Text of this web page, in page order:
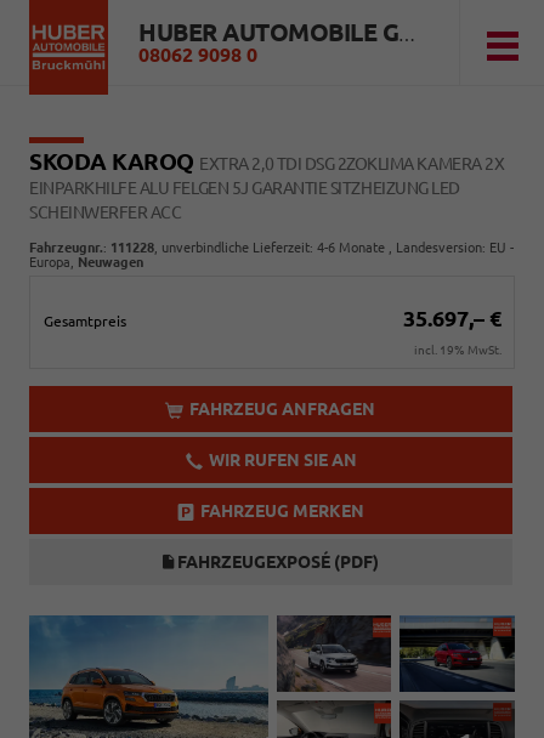
HUBER AUTOMOBILE GMBH
08062 9098 0
SKODA KAROQ EXTRA 2,0 TDI DSG 2ZOKLIMA KAMERA 2X
EINPARKHILFE ALU FELGEN 5J GARANTIE SITZHEIZUNG LED
SCHEINWERFER ACC
Fahrzeugnr.: 111228 , unverbindliche Lieferzeit: 4-6 Monate , Landesversion: EU -
Europa, Neuwagen
Gesamtpreis 35.697,– €
incl. 19% MwSt.
FAHRZEUG ANFRAGEN
WIR RUFEN SIE AN
FAHRZEUG MERKEN
FAHRZEUGEXPOSÉ (PDF)